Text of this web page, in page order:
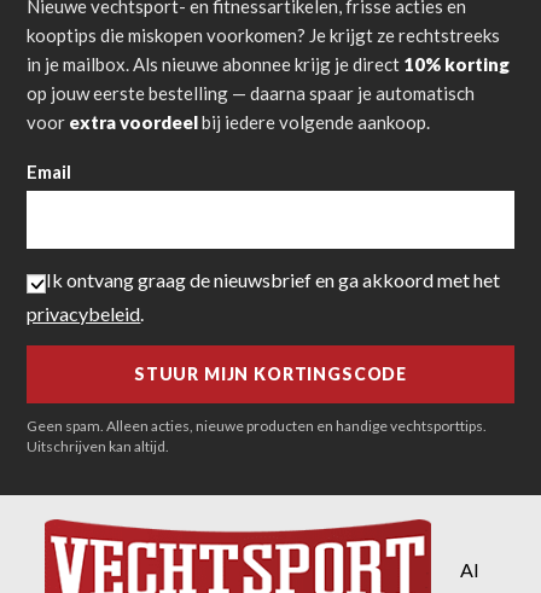
Nieuwe vechtsport- en fitnessartikelen, frisse acties en
kooptips die miskopen voorkomen? Je krijgt ze rechtstreeks
in je mailbox. Als nieuwe abonnee krijg je direct 10% korting
op jouw eerste bestelling — daarna spaar je automatisch
voor extra voordeelbij iedere volgende aankoop.
Email
Ik ontvang graag de nieuwsbrief en ga akkoord met het
privacybeleid.
Geen spam. Alleen acties, nieuwe producten en handige vechtsporttips.
Uitschrijven kan altijd.
Al